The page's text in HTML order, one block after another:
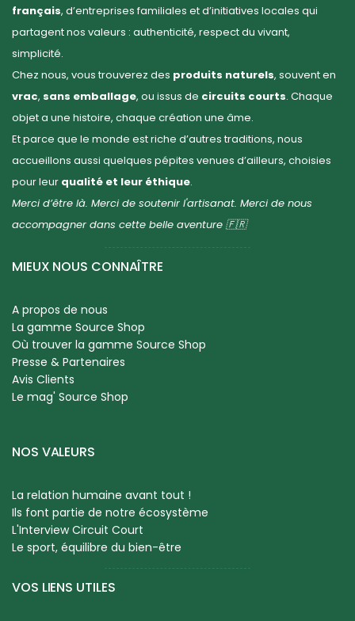
français, d’entreprises familiales et d’initiatives locales qui
partagent nos valeurs : authenticité, respect du vivant,
simplicité.
Chez nous, vous trouverez des produits naturels, souvent en
vrac, sans emballage, ou issus de circuits courts. Chaque
objet a une histoire, chaque création une âme.
Et parce que le monde est riche d’autres traditions, nous
accueillons aussi quelques pépites venues d’ailleurs, choisies
pour leur qualité et leur éthique.
Merci d’être là. Merci de soutenir l'artisanat. Merci de nous
accompagner dans cette belle aventure 🇫🇷
MIEUX NOUS CONNAÎTRE
A propos de nous
La gamme Source Shop
Où trouver la gamme Source Shop
Presse & Partenaires
Avis Clients
Le mag' Source Shop
NOS VALEURS
La relation humaine avant tout !
Ils font partie de notre écosystème
L'Interview Circuit Court
Le sport, équilibre du bien-être
VOS LIENS UTILES